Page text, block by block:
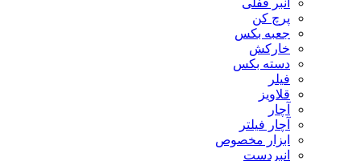
انبر قفلی
پرچ کن
جعبه بکس
خارکش
دسته بکس
فیلر
قلاویز
آچار
آچار فیلتر
ابزار مخصوص
انبردست